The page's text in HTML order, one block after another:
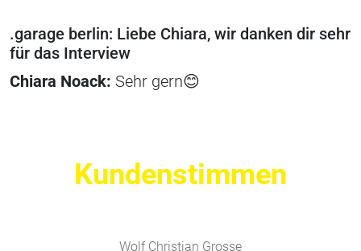
.garage berlin: Liebe Chiara, wir danken dir sehr
für das Interview
Chiara Noack: Sehr gern😊
Kundenstimmen
Wolf Christian Grosse